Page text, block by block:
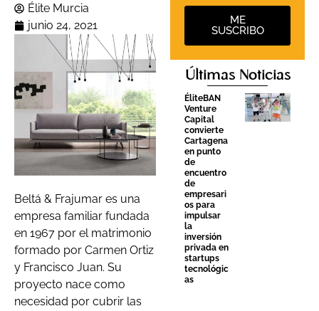
Élite Murcia
junio 24, 2021
Beltá & Frajumar es una
empresa familiar fundada
en 1967 por el matrimonio
formado por Carmen Ortiz
y Francisco Juan. Su
proyecto nace como
necesidad por cubrir las
ME
SUSCRIBO
Últimas Noticias
ÉliteBAN
Venture
Capital
convierte
Cartagena
en punto
de
encuentro
de
empresari
os para
impulsar
la
inversión
privada en
startups
tecnológic
as